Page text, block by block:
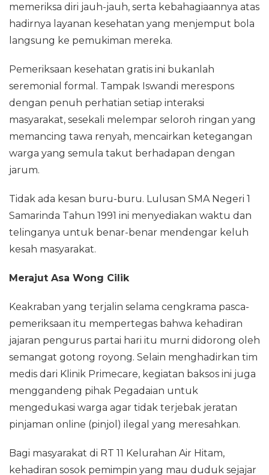
memeriksa diri jauh-jauh, serta kebahagiaannya atas
hadirnya layanan kesehatan yang menjemput bola
langsung ke pemukiman mereka.
‎Pemeriksaan kesehatan gratis ini bukanlah
seremonial formal. Tampak Iswandi merespons
dengan penuh perhatian setiap interaksi
masyarakat, sesekali melempar seloroh ringan yang
memancing tawa renyah, mencairkan ketegangan
warga yang semula takut berhadapan dengan
jarum.
Tidak ada kesan buru-buru. Lulusan SMA Negeri 1
Samarinda Tahun 1991 ini menyediakan waktu dan
telinganya untuk benar-benar mendengar keluh
kesah masyarakat.
‎Merajut Asa Wong Cilik
‎Keakraban yang terjalin selama cengkrama pasca-
pemeriksaan itu mempertegas bahwa kehadiran
jajaran pengurus partai hari itu murni didorong oleh
semangat gotong royong. Selain menghadirkan tim
medis dari Klinik Primecare, kegiatan baksos ini juga
menggandeng pihak Pegadaian untuk
mengedukasi warga agar tidak terjebak jeratan
pinjaman online (pinjol) ilegal yang meresahkan.
‎Bagi masyarakat di RT 11 Kelurahan Air Hitam,
kehadiran sosok pemimpin yang mau duduk sejajar